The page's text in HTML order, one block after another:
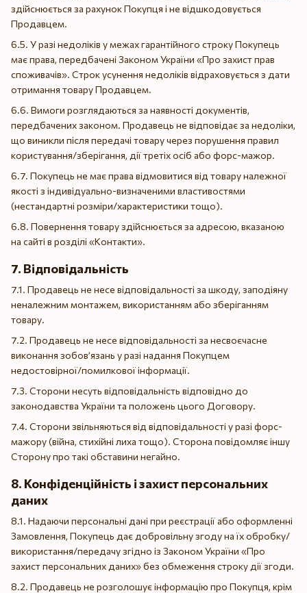
здійснюється за рахунок Покупця і не відшкодовується
Продавцем.
6.5. У разі недоліків у межах гарантійного строку Покупець
має права, передбачені Законом України «Про захист прав
споживачів». Строк усунення недоліків відраховується з дати
отримання товару Продавцем.
6.6. Вимоги розглядаються за наявності документів,
передбачених законом. Продавець не відповідає за недоліки,
що виникли після передачі товару через порушення правил
користування/зберігання, дії третіх осіб або форс-мажор.
6.7. Покупець не має права відмовитися від товару належної
якості з індивідуально-визначеними властивостями
(нестандартні розміри/характеристики тощо).
6.8. Повернення товару здійснюється за адресою, вказаною
на сайті в розділі «Контакти».
7. Відповідальність
7.1. Продавець не несе відповідальності за шкоду, заподіяну
неналежним монтажем, використанням або зберіганням
товару.
7.2. Продавець не несе відповідальності за несвоєчасне
виконання зобов’язань у разі надання Покупцем
недостовірної/помилкової інформації.
7.3. Сторони несуть відповідальність відповідно до
законодавства України та положень цього Договору.
7.4. Сторони звільняються від відповідальності у разі форс-
мажору (війна, стихійні лиха тощо). Сторона повідомляє іншу
Сторону про такі обставини негайно.
8. Конфіденційність і захист персональних
даних
8.1. Надаючи персональні дані при реєстрації або оформленні
Замовлення, Покупець дає добровільну згоду на їх обробку/
використання/передачу згідно із Законом України «Про
захист персональних даних» без обмеження строку дії згоди.
8.2. Продавець не розголошує інформацію про Покупця, крім